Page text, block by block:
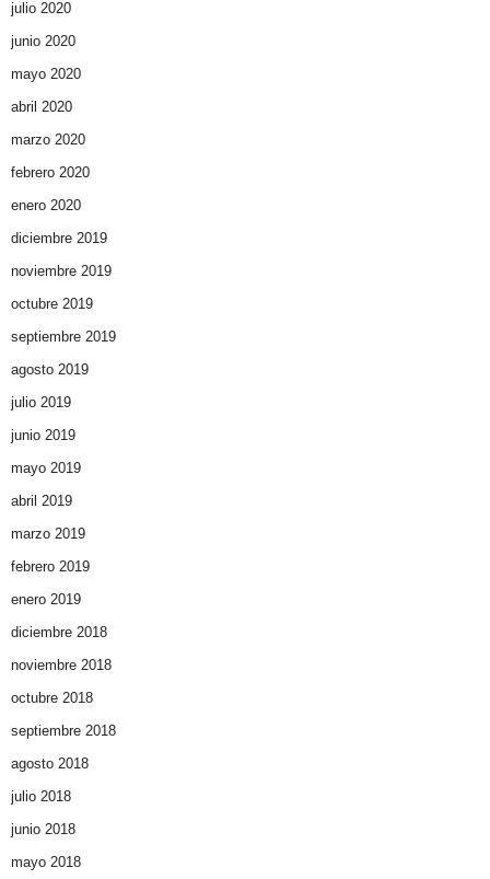
julio 2020
junio 2020
mayo 2020
abril 2020
marzo 2020
febrero 2020
enero 2020
diciembre 2019
noviembre 2019
octubre 2019
septiembre 2019
agosto 2019
julio 2019
junio 2019
mayo 2019
abril 2019
marzo 2019
febrero 2019
enero 2019
diciembre 2018
noviembre 2018
octubre 2018
septiembre 2018
agosto 2018
julio 2018
junio 2018
mayo 2018